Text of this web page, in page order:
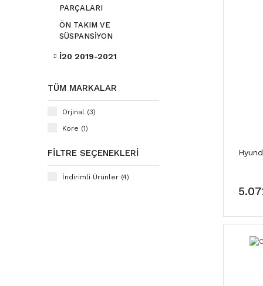
PARÇALARI
ÖN TAKIM VE
SÜSPANSİYON
İ20 2019-2021
TÜM MARKALAR
Orjinal (3)
Kore (1)
FILTRE SEÇENEKLERI
İndirimli Ürünler (4)